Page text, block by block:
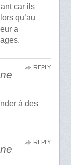
car ils
qu’au
a
à des
REPLY
REPLY